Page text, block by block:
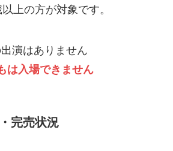
上の方が対象です。
演はありません
は入場できません
完売状況